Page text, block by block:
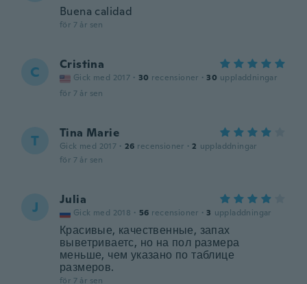
Buena calidad
för 7 år sen
C Cristina
Gick med 2017 · 30 recensioner · 30 uppladdningar
för 7 år sen
T Tina Marie
Gick med 2017 · 26 recensioner · 2 uppladdningar
för 7 år sen
J Julia
Gick med 2018 · 56 recensioner · 3 uppladdningar
Красивые, качественные, запах
выветриваетс, но на пол размера
меньше, чем указано по таблице
размеров.
för 7 år sen